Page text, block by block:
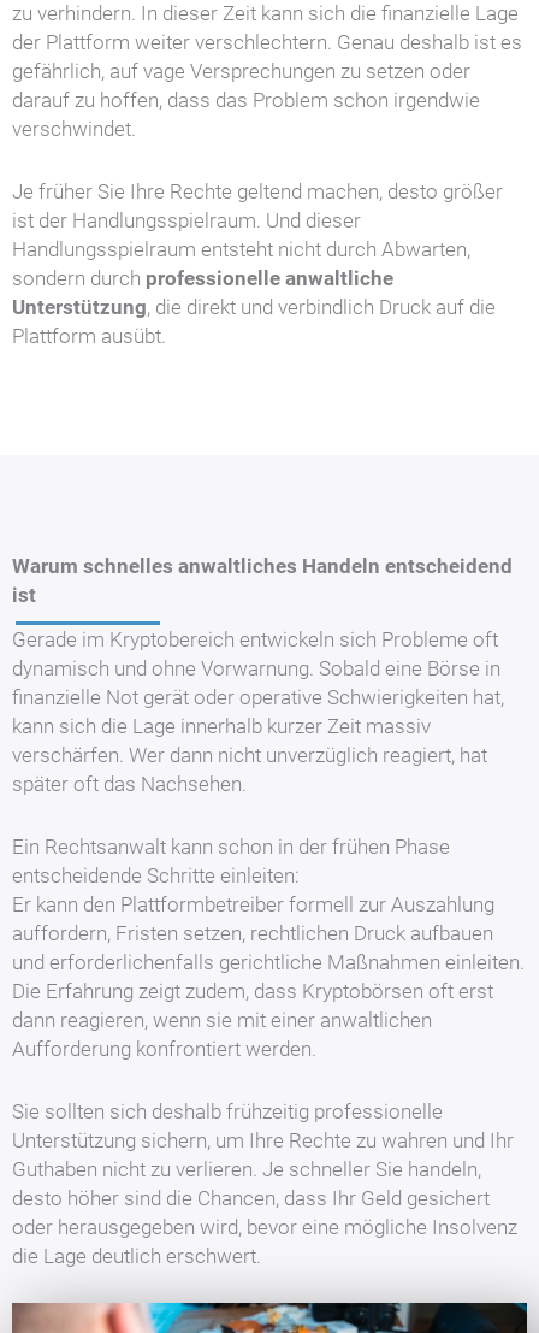
zu verhindern. In dieser Zeit kann sich die finanzielle Lage
der Plattform weiter verschlechtern. Genau deshalb ist es
gefährlich, auf vage Versprechungen zu setzen oder
darauf zu hoffen, dass das Problem schon irgendwie
verschwindet.
Je früher Sie Ihre Rechte geltend machen, desto größer
ist der Handlungsspielraum. Und dieser
Handlungsspielraum entsteht nicht durch Abwarten,
sondern durch professionelle anwaltliche
Unterstützung, die direkt und verbindlich Druck auf die
Plattform ausübt.
Warum schnelles anwaltliches Handeln entscheidend
ist
Gerade im Kryptobereich entwickeln sich Probleme oft
dynamisch und ohne Vorwarnung. Sobald eine Börse in
finanzielle Not gerät oder operative Schwierigkeiten hat,
kann sich die Lage innerhalb kurzer Zeit massiv
verschärfen. Wer dann nicht unverzüglich reagiert, hat
später oft das Nachsehen.
Ein Rechtsanwalt kann schon in der frühen Phase
entscheidende Schritte einleiten:
Er kann den Plattformbetreiber formell zur Auszahlung
auffordern, Fristen setzen, rechtlichen Druck aufbauen
und erforderlichenfalls gerichtliche Maßnahmen einleiten.
Die Erfahrung zeigt zudem, dass Kryptobörsen oft erst
dann reagieren, wenn sie mit einer anwaltlichen
Aufforderung konfrontiert werden.
Sie sollten sich deshalb frühzeitig professionelle
Unterstützung sichern, um Ihre Rechte zu wahren und Ihr
Guthaben nicht zu verlieren. Je schneller Sie handeln,
desto höher sind die Chancen, dass Ihr Geld gesichert
oder herausgegeben wird, bevor eine mögliche Insolvenz
die Lage deutlich erschwert.